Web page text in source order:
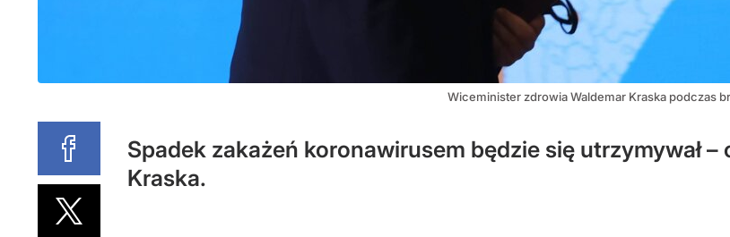
Wiceminister zdrowia Waldemar Kraska podczas
Spadek zakażeń koronawirusem będzie się utrzymywał
Kraska.